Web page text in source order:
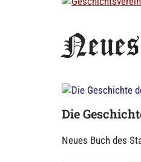
Die
Neues Buch des